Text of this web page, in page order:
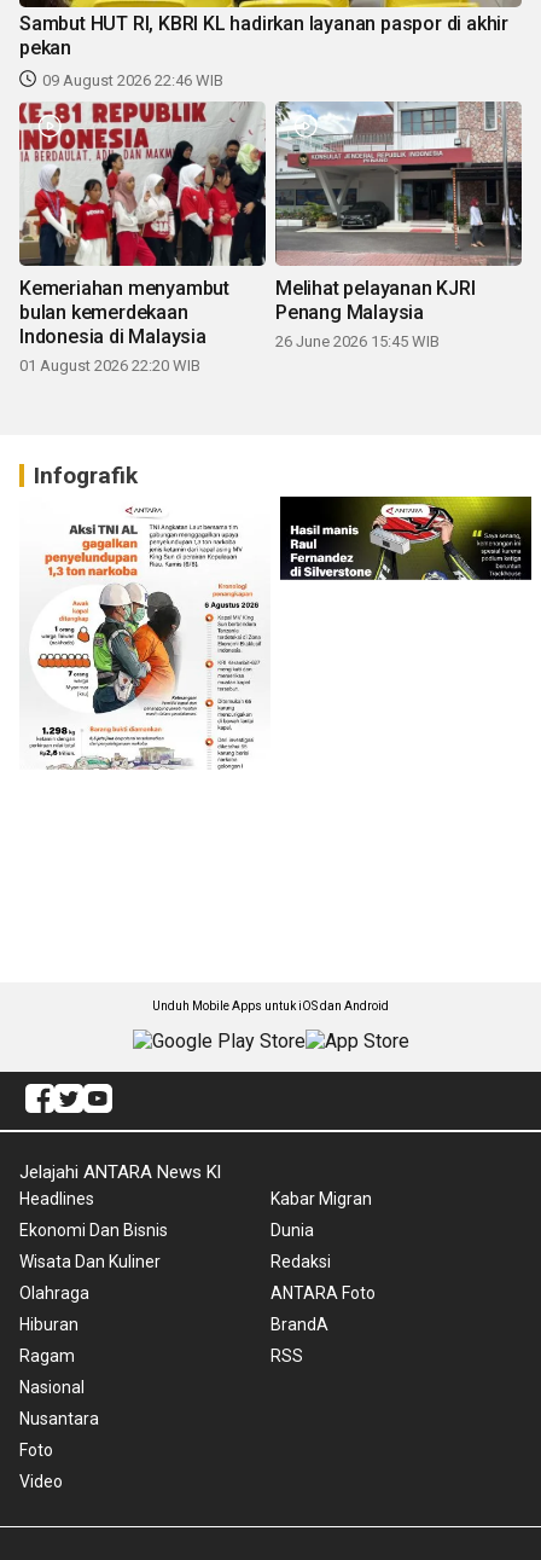
Sambut HUT RI, KBRI KL hadirkan layanan paspor di akhir
pekan
09 August 2026 22:46 WIB
Kemeriahan menyambut
bulan kemerdekaan
Indonesia di Malaysia
01 August 2026 22:20 WIB
Melihat pelayanan KJRI
Penang Malaysia
26 June 2026 15:45 WIB
Infografik
Unduh Mobile Apps untuk iOS dan Android
Jelajahi ANTARA News Kl
Headlines
Ekonomi Dan Bisnis
Wisata Dan Kuliner
Olahraga
Hiburan
Ragam
Nasional
Nusantara
Foto
Video
Kabar Migran
Dunia
Redaksi
ANTARA Foto
BrandA
RSS